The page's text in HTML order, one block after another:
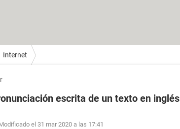
Internet
escrita de un texto en inglés
el 31 mar 2020 a las 17:41